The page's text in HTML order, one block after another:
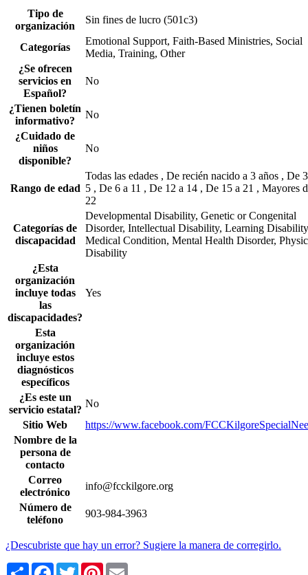
Tipo de
organización
Sin fines de lucro (501c3)
Categorías
Emotional Support, Faith-Based Ministries, Social
Media, Training, Other
¿Se ofrecen
servicios en
Español?
No
¿Tienen boletín
informativo?
No
¿Cuidado de
niños
disponible?
No
Rango de edad
Todas las edades , De recién nacido a 3 años , De
5 , De 6 a 11 , De 12 a 14 , De 15 a 21 , Mayores
22
Categorías de
discapacidad
Developmental Disability, Genetic or Congenital
Disorder, Intellectual Disability, Learning
Medical Condition, Mental Health Disorder,
Disability
¿Esta
organización
incluye todas
las
discapacidades?
Yes
Esta
organización
incluye estos
diagnósticos
específicos
¿Es este un
servicio estatal?
No
Sitio Web
https://www.facebook.com/
Nombre de la
persona de
contacto
Correo
electrónico
info@fcckilgore.org
Número de
teléfono
903-984-3963
¿Descubriste que hay un error? Sugiere la manera de corregirlo.
Share Facebook
TwitterPinterest